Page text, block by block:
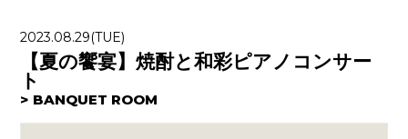
2023.08.29(TUE)
【夏の饗宴】焼酎と和彩ピアノコンサー
ト
BANQUET ROOM